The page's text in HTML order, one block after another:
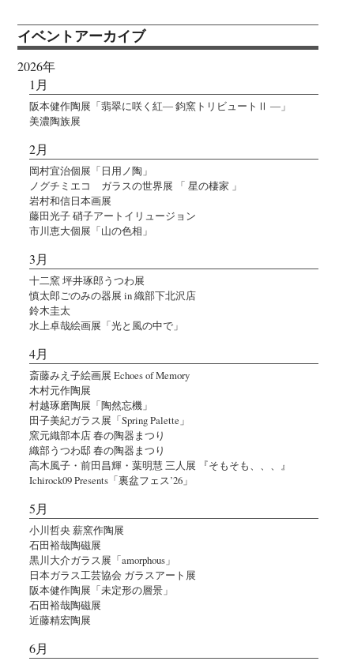
イベントアーカイブ
2026年
1月
阪本健作陶展「翡翠に咲く紅― 鈞窯トリビュートⅡ ―」
美濃陶族展
2月
岡村宜治個展「日用ノ陶」
ノグチミエコ ガラスの世界展 「 星の棲家 」
岩村和信日本画展
藤田光子 硝子アートイリュージョン
市川恵大個展「山の色相」
3月
十二窯 坪井琢郎うつわ展
慎太郎ごのみの器展 in 織部下北沢店
鈴木圭太
水上卓哉絵画展「光と風の中で」
4月
斎藤みえ子絵画展 Echoes of Memory
木村元作陶展
村越琢磨陶展「陶然忘機」
田子美紀ガラス展「Spring Palette」
窯元織部本店 春の陶器まつり
織部うつわ邸 春の陶器まつり
高木風子・前田昌輝・葉明慧 三人展 『そもそも、、、』
Ichirock09 Presents「裏盆フェス’26」
5月
小川哲央 薪窯作陶展
石田裕哉陶磁展
黒川大介ガラス展「amorphous」
日本ガラス工芸協会 ガラスアート展
阪本健作陶展「未定形の層景」
石田裕哉陶磁展
近藤精宏陶展
6月